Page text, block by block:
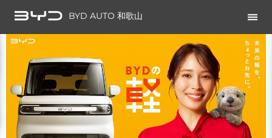
BYD AUTO 和歌山